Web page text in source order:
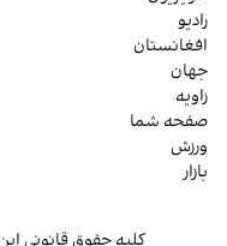
رادیو
افغانستان
جهان
زاویه
صفحه شما
ورزش
بازار
کلیه حقوق قانونی